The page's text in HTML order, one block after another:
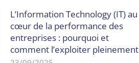
L’Information Technology (IT) au
cœur de la performance des
entreprises : pourquoi et
comment l’exploiter pleinement